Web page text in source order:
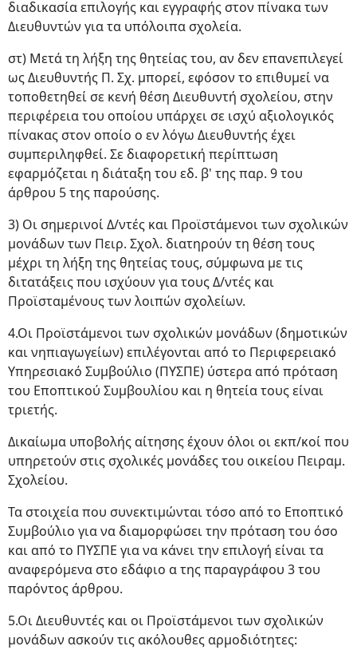
διαδικασία επιλογής και εγγραφής στον πίνακα των
Διευθυντών για τα υπόλοιπα σχολεία.
στ) Μετά τη λήξη της θητείας του, αν δεν επανεπιλεγεί
ως Διευθυντής Π. Σχ. μπορεί, εφόσον το επιθυμεί να
τοποθετηθεί σε κενή θέση Διευθυντή σχολείου, στην
περιφέρεια του οποίου υπάρχει σε ισχύ αξιολογικός
πίνακας στον οποίο ο εν λόγω Διευθυντής έχει
συμπεριληφθεί. Σε διαφορετική περίπτωση
εφαρμόζεται η διάταξη του εδ. β' της παρ. 9 του
άρθρου 5 της παρούσης.
3) Οι σημερινοί Δ/ντές και Προϊστάμενοι των σχολικών
μονάδων των Πειρ. Σχολ. διατηρούν τη θέση τους
μέχρι τη λήξη της θητείας τους, σύμφωνα με τις
διτατάξεις που ισχύουν για τους Δ/ντές και
Προϊσταμένους των λοιπών σχολείων.
4.Οι Προϊστάμενοι των σχολικών μονάδων (δημοτικών
και νηπιαγωγείων) επιλέγονται από το Περιφερειακό
Υπηρεσιακό Συμβούλιο (ΠΥΣΠΕ) ύστερα από πρόταση
του Εποπτικού Συμβουλίου και η θητεία τους είναι
τριετής.
Δικαίωμα υποβολής αίτησης έχουν όλοι οι εκπ/κοί που
υπηρετούν στις σχολικές μονάδες του οικείου Πειραμ.
Σχολείου.
Τα στοιχεία που συνεκτιμώνται τόσο από το Εποπτικό
Συμβούλιο για να διαμορφώσει την πρόταση του όσο
και από το ΠΥΣΠΕ για να κάνει την επιλογή είναι τα
αναφερόμενα στο εδάφιο α της παραγράφου 3 του
παρόντος άρθρου.
5.Οι Διευθυντές και οι Προϊστάμενοι των σχολικών
μονάδων ασκούν τις ακόλουθες αρμοδιότητες: